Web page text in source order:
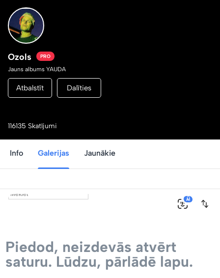
Ozols PRO
Jauns albums YAUDA
Atbalstīt Dalīties
116135 Skatījumi
Info Galerijas Jaunākie
0
AI
Piedod, neizdevās atvērt
saturu. Lūdzu, pārlādē lapu.